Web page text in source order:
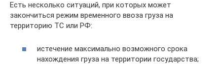
Есть несколько ситуаций, при которых может
закончиться режим временного ввоза груза на
территорию ТС или РФ:
истечение максимально возможного срока
нахождения груза на территории государства;